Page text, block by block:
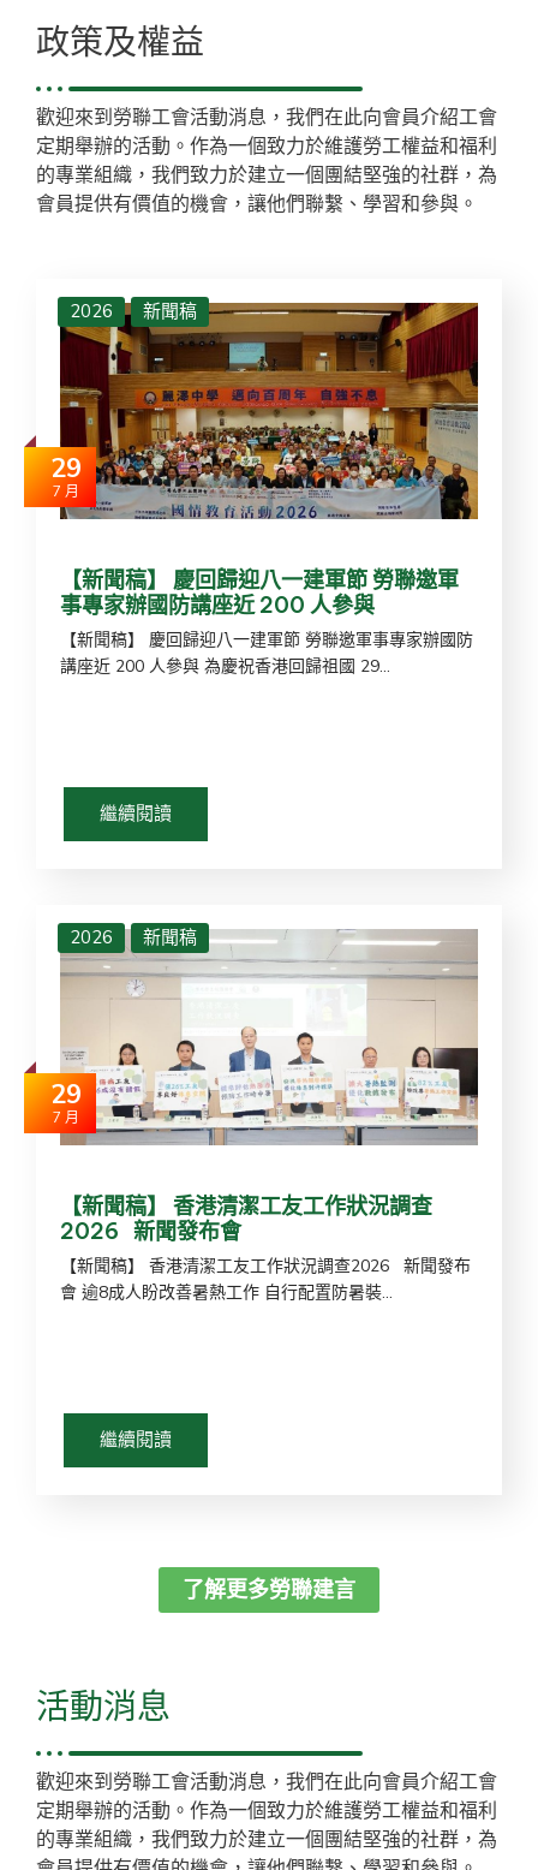
政策及權益
歡迎來到勞聯工會活動消息，我們在此向會員介紹工會
定期舉辦的活動。作為一個致力於維護勞工權益和福利
的專業組織，我們致力於建立一個團結堅強的社群，為
會員提供有價值的機會，讓他們聯繫、學習和參與。
29
7 月
2026 新聞稿
【新聞稿】 慶回歸迎八一建軍節 勞聯邀軍
事專家辦國防講座近 200 人參與
【新聞稿】 慶回歸迎八一建軍節 勞聯邀軍事專家辦國防
講座近 200 人參與 為慶祝香港回歸祖國 29...
繼續閱讀
29
7 月
2026 新聞稿
【新聞稿】 香港清潔工友工作狀況調查
2026 新聞發布會
【新聞稿】 香港清潔工友工作狀況調查2026 新聞發布
會 逾8成人盼改善暑熱工作 自行配置防暑裝...
繼續閱讀
了解更多勞聯建言
活動消息
歡迎來到勞聯工會活動消息，我們在此向會員介紹工會
定期舉辦的活動。作為一個致力於維護勞工權益和福利
的專業組織，我們致力於建立一個團結堅強的社群，為